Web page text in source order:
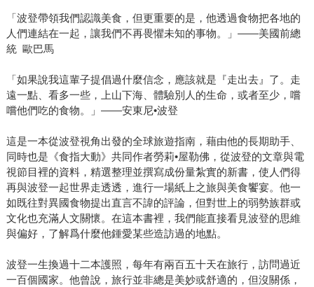
「波登帶領我們認識美食，但更重要的是，他透過食物把各地的
人們連結在一起，讓我們不再畏懼未知的事物。」——美國前總
統 歐巴馬
「如果說我這輩子提倡過什麼信念，應該就是『走出去』了。走
遠一點、看多一些，上山下海、體驗別人的生命，或者至少，嚐
嚐他們吃的食物。」——安東尼•波登
這是一本從波登視角出發的全球旅遊指南，藉由他的長期助手、
同時也是《食指大動》共同作者勞莉•屋勒佛，從波登的文章與電
視節目裡的資料，精選整理並撰寫成份量紮實的新書，使人們得
再與波登一起世界走透透，進行一場紙上之旅與美食饗宴。他一
如既往對異國食物提出直言不諱的評論，但對世上的弱勢族群或
文化也充滿人文關懷。在這本書裡，我們能直接看見波登的思維
與偏好，了解爲什麼他鍾愛某些造訪過的地點。
波登一生換過十二本護照，每年有兩百五十天在旅行，訪問過近
一百個國家。他曾說，旅行並非總是美妙或舒適的，但沒關係，